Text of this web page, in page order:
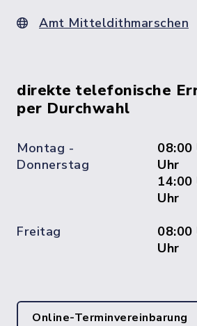
Amt Mitteldithmarschen
direkte telefonische
per Durchwahl
Montag -
Donnerstag
08:00
Uhr
14:00
Uhr
Freitag
08:00
Uhr
Online-Terminvereinbarung